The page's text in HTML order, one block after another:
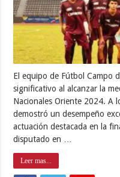
El equipo de Fútbol Campo
significativo al alcanzar la
Nacionales Oriente 2024. A
demostró un desempeño
actuación destacada en la
disputado en …
Leer mas...